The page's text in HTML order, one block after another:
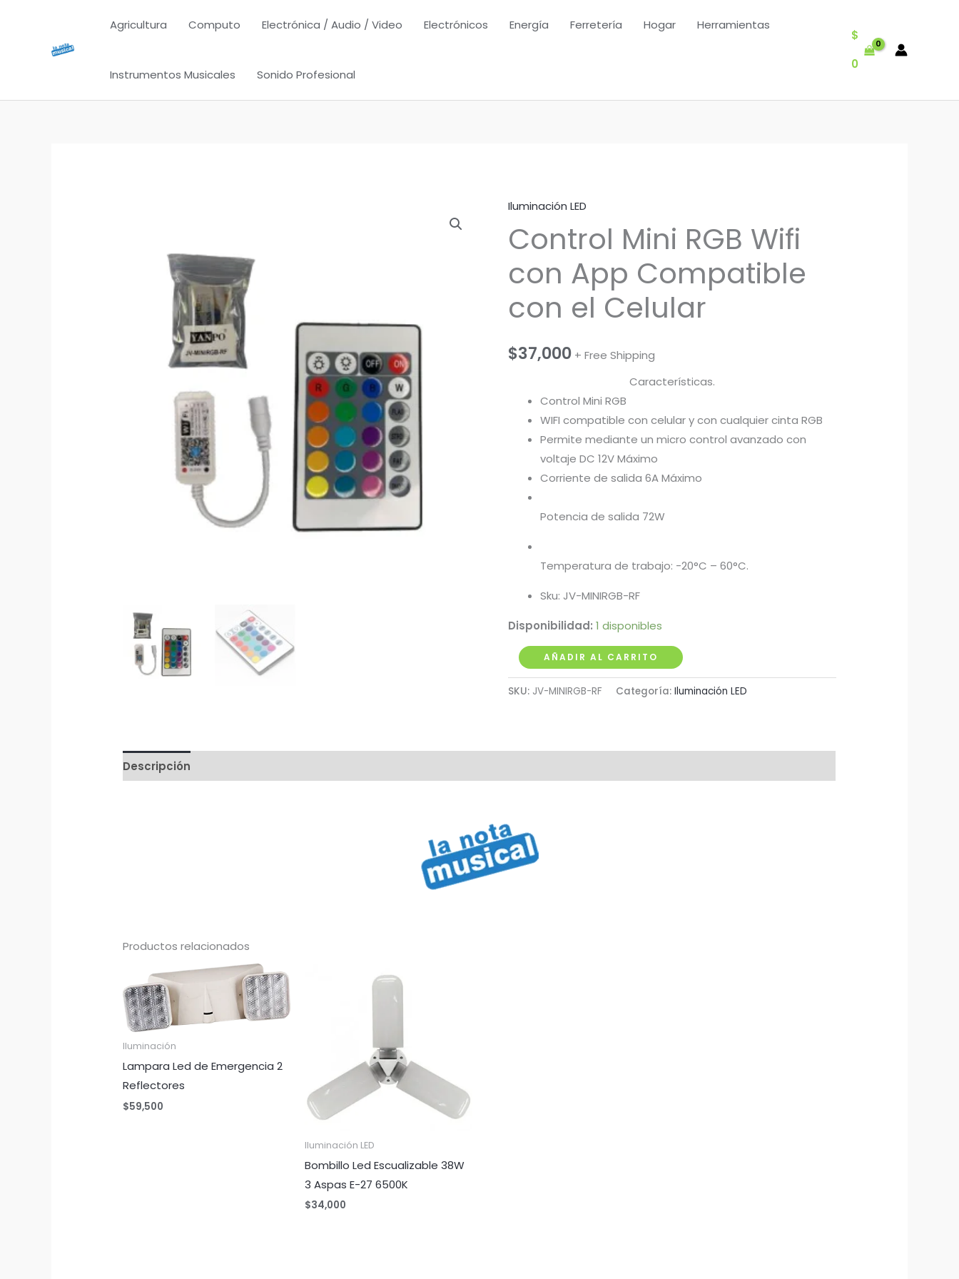
contenido
Agricultura Computo Electrónica / Audio / Video Electrónicos Energía Ferretería Hogar Herramientas
Instrumentos Musicales Sonido Profesional
$
0
Iluminación LED
Control Mini RGB Wifi
con App Compatible
con el Celular
$37,000 + Free Shipping
Características.
Control Mini RGB
WIFI compatible con celular y con cualquier cinta RGB
Permite mediante un micro control avanzado con
voltaje DC 12V Máximo
Corriente de salida 6A Máximo
Potencia de salida 72W
Temperatura de trabajo: -20°C – 60°C.
Sku: JV-MINIRGB-RF
Disponibilidad: 1 disponibles
Control
Mini
RGB
App
Celular
cantidad
AÑADIR AL CARRITO
SKU: JV-MINIRGB-RF Categoría: Iluminación LED
Descripción
Productos relacionados
Iluminación
Lampara Led de Emergencia 2
Reflectores
$59,500
Iluminación LED
Bombillo Led Escualizable 38W
3 Aspas E-27 6500K
$34,000